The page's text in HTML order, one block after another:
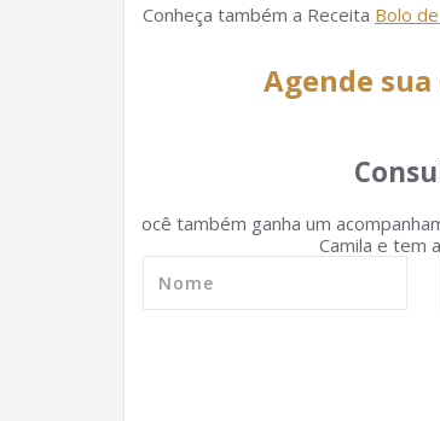
Conheça também a Receita Bolo
Agende
Você também ganha um
Camila e tem